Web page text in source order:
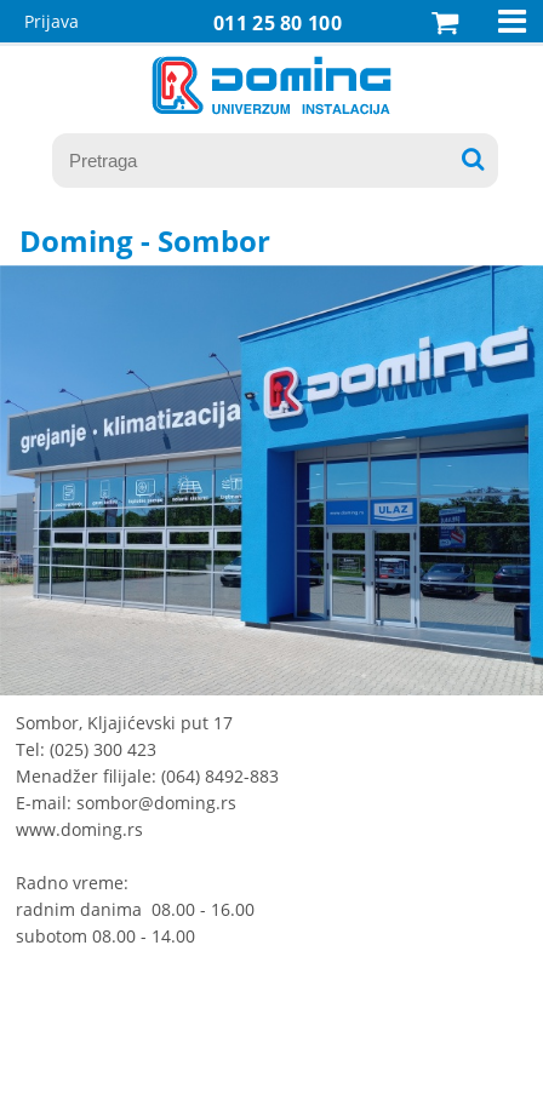
011 25 80 100
Prijava 

Doming - Sombor
Sombor, Kljajićevski put 17
Tel: (025) 300 423
Menadžer filijale: (064) 8492-883
E-mail:sombor@doming.rs
www.doming.rs
Radno vreme:
radnim danima 08.00 - 16.00
subotom 08.00 - 14.00